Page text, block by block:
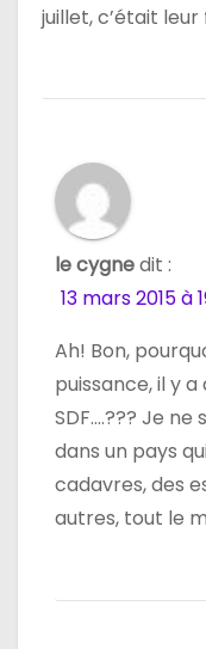
juillet, c’était
le cygnedit :
13 mars 2015 à
Ah! Bon,
puissance, il y
SDF….??? Je
dans un pays
cadavres, des
autres, tout le